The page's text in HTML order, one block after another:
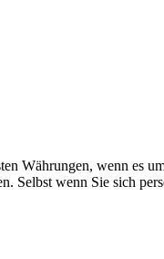
Währungen, wenn es
Selbst wenn Sie sich